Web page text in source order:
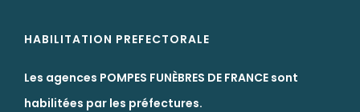
HABILITATION PREFECTORALE
Les agences POMPES FUNÈBRES DE FRANCE sont
habilitées par les préfectures.